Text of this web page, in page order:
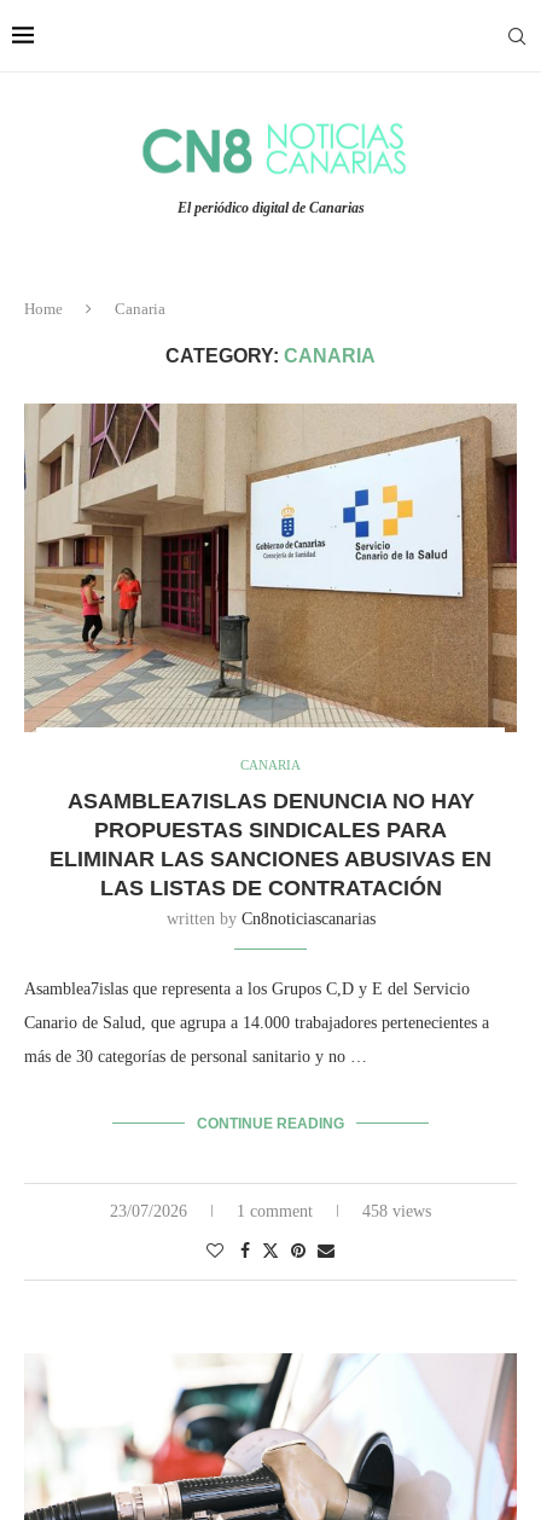
El periódico digital de Canarias
Home Canaria
CATEGORY: CANARIA
CANARIA
ASAMBLEA7ISLAS DENUNCIA NO HAY
PROPUESTAS SINDICALES PARA
ELIMINAR LAS SANCIONES ABUSIVAS EN
LAS LISTAS DE CONTRATACIÓN
written by Cn8noticiascanarias
Asamblea7islas que representa a los Grupos C,D y E del Servicio
Canario de Salud, que agrupa a 14.000 trabajadores pertenecientes a
más de 30 categorías de personal sanitario y no …
CONTINUE READING
23/07/2026 1 comment 458 views